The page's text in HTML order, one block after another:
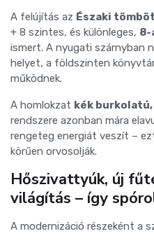
A felújítás az Északi tömböt
+ 8 szintes, és különleges, 8-
ismert. A nyugati szárnyban
helyet, a földszinten
működnek.
A homlokzat kék
rendszere azonban mára
rengeteg energiát veszít –
körűen orvosolják.
Hőszivattyúk, új
világítás – így
A modernizáció részeként a